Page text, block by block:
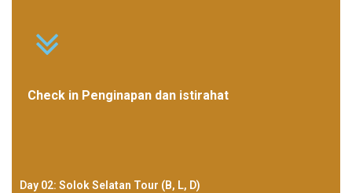
Check in Penginapan dan istirahat
Day 02: Solok Selatan Tour (B, L, D)